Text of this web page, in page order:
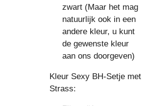
zwart (Maar het mag
natuurlijk ook in een
andere kleur, u kunt
de gewenste kleur
aan ons doorgeven)
Kleur Sexy BH-Setje met
Strass: